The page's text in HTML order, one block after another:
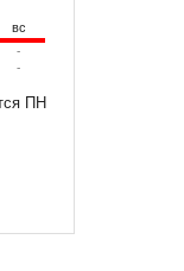
вс
-
-
ПН